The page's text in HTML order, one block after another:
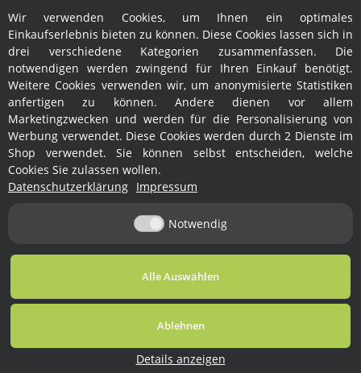
Hersteller
Rechtliches
* Alle Preise inkl. gesetzlicher USt., zzgl.Versand
Wir verwenden Cookies, um Ihnen ein optimales
Einkaufserlebnis bieten zu können. Diese Cookies lassen sich in
drei verschiedene Kategorien zusammenfassen. Die
notwendigen werden zwingend für Ihren Einkauf benötigt.
Weitere Cookies verwenden wir, um anonymisierte Statistiken
anfertigen zu können. Andere dienen vor allem
Marketingzwecken und werden für die Personalisierung von
Werbung verwendet. Diese Cookies werden durch 2 Dienste im
Shop verwendet. Sie können selbst entscheiden, welche
Cookies Sie zulassen wollen.
Datenschutzerklärung Impressum
Notwendig
Alle Auswählen
Ablehnen
Details anzeigen